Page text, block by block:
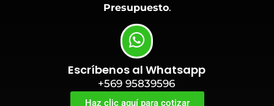
Presupuesto.
Escríbenos al Whatsapp
+569 95839596
Haz clic aquí para cotizar